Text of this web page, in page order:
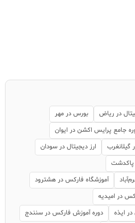
در ریاض
بورس در مهر
جامع پرایس اکشن در ایوان
گیلانغرب
ارز دیجیتال در سودان
پاکدشت
آموزشگاه فارکس در هشترود
در امیدیه
ایذه
دوره آموزش فارکس در سنندج